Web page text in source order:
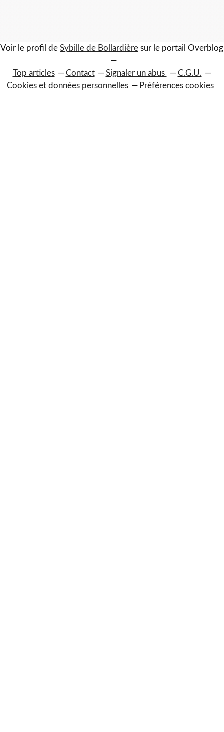
Voir le profil de Sybille de Bollardière sur le portail Overblog
Top articles Contact Signaler un abus
C.G.U.
Cookies et données personnelles
Préférences cookies